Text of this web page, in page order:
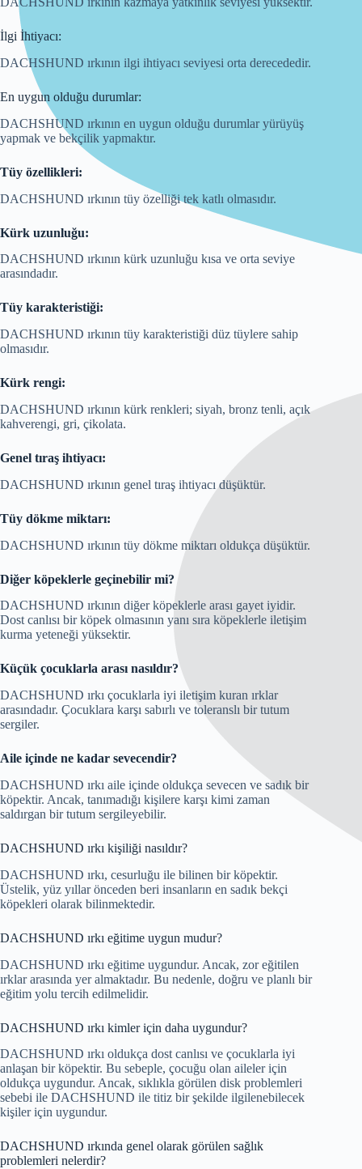
İlgi İhtiyacı:
DACHSHUND ırkının ilgi ihtiyacı seviyesi orta derecededir.
En uygun olduğu durumlar:
DACHSHUND ırkının en uygun olduğu durumlar yürüyüş
yapmak ve bekçilik yapmaktır.
Tüy özellikleri:
DACHSHUND ırkının tüy özelliği tek katlı olmasıdır.
Kürk uzunluğu:
DACHSHUND ırkının kürk uzunluğu kısa ve orta seviye
arasındadır.
Tüy karakteristiği:
DACHSHUND ırkının tüy karakteristiği düz tüylere sahip
olmasıdır.
Kürk rengi:
DACHSHUND ırkının kürk renkleri; siyah, bronz tenli, açık
kahverengi, gri, çikolata.
Genel tıraş ihtiyacı:
DACHSHUND ırkının genel tıraş ihtiyacı düşüktür.
Tüy dökme miktarı:
DACHSHUND ırkının tüy dökme miktarı oldukça düşüktür.
Diğer köpeklerle geçinebilir mi?
DACHSHUND ırkının diğer köpeklerle arası gayet iyidir.
Dost canlısı bir köpek olmasının yanı sıra köpeklerle iletişim
kurma yeteneği yüksektir.
Küçük çocuklarla arası nasıldır?
DACHSHUND ırkı çocuklarla iyi iletişim kuran ırklar
arasındadır. Çocuklara karşı sabırlı ve toleranslı bir tutum
sergiler.
Aile içinde ne kadar sevecendir?
DACHSHUND ırkı aile içinde oldukça sevecen ve sadık bir
köpektir. Ancak, tanımadığı kişilere karşı kimi zaman
saldırgan bir tutum sergileyebilir.
DACHSHUND ırkı kişiliği nasıldır?
DACHSHUND ırkı, cesurluğu ile bilinen bir köpektir.
Üstelik, yüz yıllar önceden beri insanların en sadık bekçi
köpekleri olarak bilinmektedir.
DACHSHUND ırkı eğitime uygun mudur?
DACHSHUND ırkı eğitime uygundur. Ancak, zor eğitilen
ırklar arasında yer almaktadır. Bu nedenle, doğru ve planlı bir
eğitim yolu tercih edilmelidir.
DACHSHUND ırkı kimler için daha uygundur?
DACHSHUND ırkı oldukça dost canlısı ve çocuklarla iyi
anlaşan bir köpektir. Bu sebeple, çocuğu olan aileler için
oldukça uygundur. Ancak, sıklıkla görülen disk problemleri
sebebi ile DACHSHUND ile titiz bir şekilde ilgilenebilecek
kişiler için uygundur.
DACHSHUND ırkında genel olarak görülen sağlık
problemleri nelerdir?